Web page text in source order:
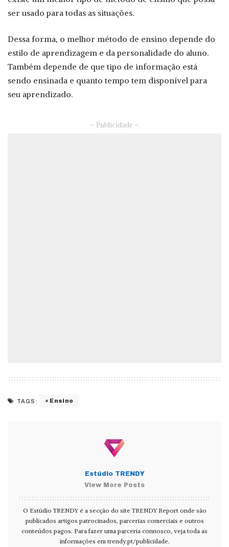
ser usado para todas as situações.
Dessa forma, o melhor método de ensino depende do
estilo de aprendizagem e da personalidade do aluno.
Também depende de que tipo de informação está
sendo ensinada e quanto tempo tem disponível para
seu aprendizado.
– Publicidade –
TAGS: Ensino
Estúdio TRENDY
View More Posts
O Estúdio TRENDY é a secção do site TRENDY Report onde são
publicados artigos patrocinados, parcerias comerciais e outros
conteúdos pagos. Para fazer uma parceria connosco, veja toda as
informações em trendy.pt/publicidade.